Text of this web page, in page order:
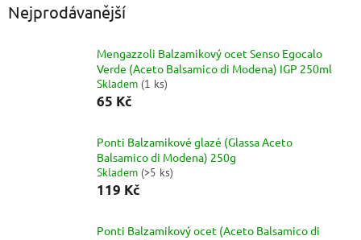
Nejprodávanější
Mengazzoli Balzamikový ocet Senso Egocalo
Verde (Aceto Balsamico di Modena) IGP 250ml
Skladem (1 ks)
65 Kč
Ponti Balzamikové glazé (Glassa Aceto
Balsamico di Modena) 250g
Skladem (>5 ks)
119 Kč
Ponti Balzamikový ocet (Aceto Balsamico di